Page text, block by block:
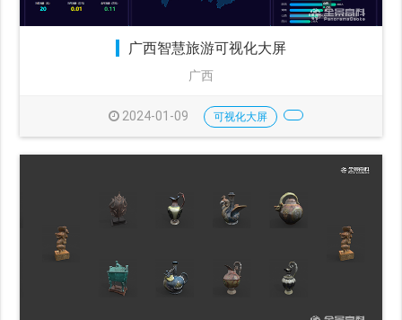
广西智慧旅游可视化大屏
广西
2024-01-09 可视化大屏